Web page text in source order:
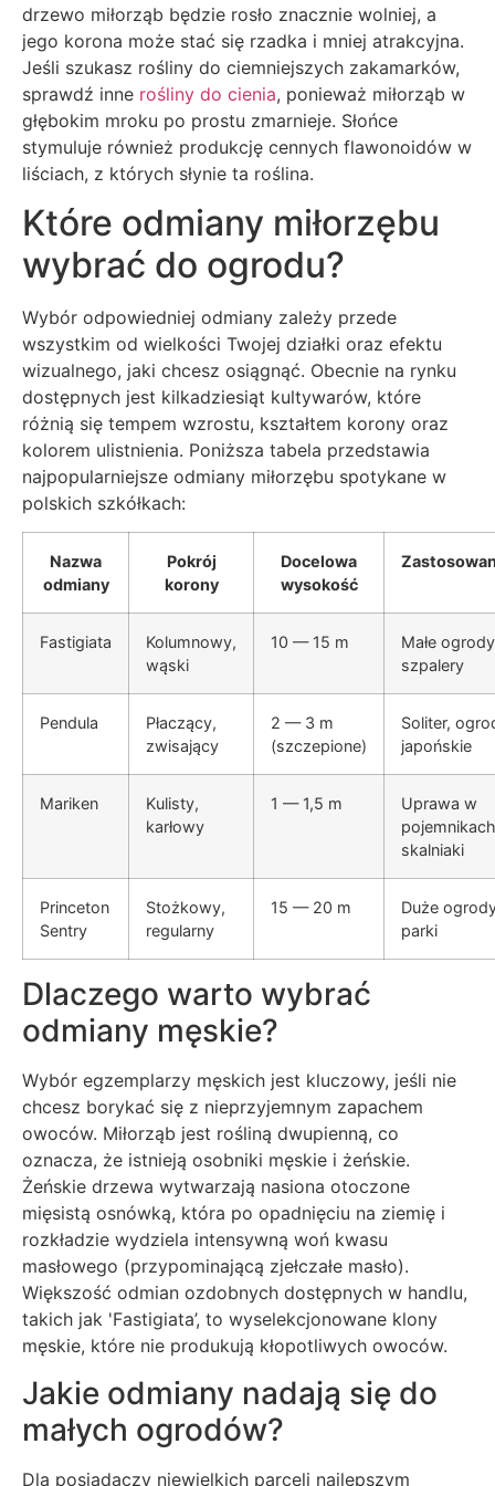
drzewo miłorząb będzie rosło znacznie wolniej, a
jego korona może stać się rzadka i mniej atrakcyjna.
Jeśli szukasz rośliny do ciemniejszych zakamarków,
sprawdź inne rośliny do cienia, ponieważ miłorząb w
głębokim mroku po prostu zmarnieje. Słońce
stymuluje również produkcję cennych flawonoidów w
liściach, z których słynie ta roślina.
Które odmiany miłorzębu
wybrać do ogrodu?
Wybór odpowiedniej odmiany zależy przede
wszystkim od wielkości Twojej działki oraz efektu
wizualnego, jaki chcesz osiągnąć. Obecnie na rynku
dostępnych jest kilkadziesiąt kultywarów, które
różnią się tempem wzrostu, kształtem korony oraz
kolorem ulistnienia. Poniższa tabela przedstawia
najpopularniejsze odmiany miłorzębu spotykane w
polskich szkółkach:
Nazwa
odmiany
Pokrój
korony
Docelowa
wysokość
Fastigiata
Kolumnowy,
wąski
10 — 15 m
Małe
szpalery
Pendula
Płaczący,
zwisający
2 — 3 m
(szczepione)
Soliter,
japońskie
Mariken
Kulisty,
karłowy
1 — 1,5 m
Uprawa w
skalniaki
Princeton
Sentry
Stożkowy,
regularny
15 — 20 m
Duże
parki
Dlaczego warto wybrać
odmiany męskie?
Wybór egzemplarzy męskich jest kluczowy, jeśli nie
chcesz borykać się z nieprzyjemnym zapachem
owoców. Miłorząb jest rośliną dwupienną, co
oznacza, że istnieją osobniki męskie i żeńskie.
Żeńskie drzewa wytwarzają nasiona otoczone
mięsistą osnówką, która po opadnięciu na ziemię i
rozkładzie wydziela intensywną woń kwasu
masłowego (przypominającą zjełczałe masło).
Większość odmian ozdobnych dostępnych w handlu,
takich jak 'Fastigiata’, to wyselekcjonowane klony
męskie, które nie produkują kłopotliwych owoców.
Jakie odmiany nadają się do
małych ogrodów?
Dla posiadaczy niewielkich parceli najlepszym